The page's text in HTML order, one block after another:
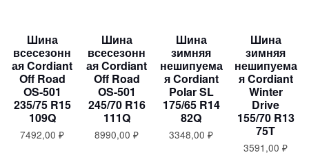
Шина
всесезонн
ая Cordiant
Off Road
OS-501
235/75 R15
109Q
7492,00₽
Шина
всесезонн
ая Cordiant
Off Road
OS-501
245/70 R16
111Q
8990,00₽
Шина
зимняя
нешипуема
я Cordiant
Polar SL
175/65 R14
82Q
3348,00₽
Шина
зимняя
нешипуема
я Cordiant
Winter
Drive
155/70 R13
75T
3591,00₽